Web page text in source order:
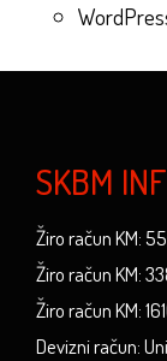
SKBM
Žiro račun KM:
Žiro račun KM:
Žiro račun KM:
Devizni račun: